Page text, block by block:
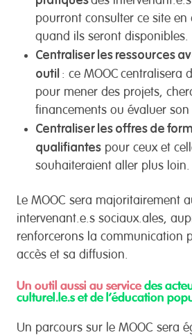
pourront consulter ce site en
quand ils seront disponibles.
Centraliser les ressources
outil : ce MOOCcentralisera
pour mener des projets,
financements ou évaluer son
Centraliser les offres de
qualifiantes pour ceux et
souhaiteraient aller plus loin.
Le MOOC sera majoritairement
intervenant.e.s sociaux.ales,
renforcerons la communication
accès et sa diffusion.
Un outil aussi au service des
culturel.le.s et de l’éducation
Un parcours sur le MOOC sera